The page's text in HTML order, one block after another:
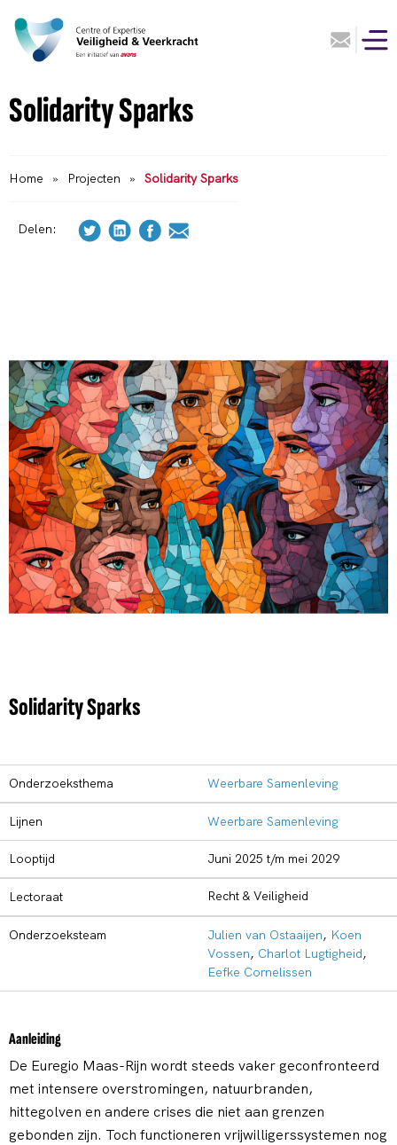
Solidarity Sparks
Home » Projecten » Solidarity Sparks
Delen:
Solidarity Sparks
Onderzoeksthema Weerbare Samenleving
Lijnen Weerbare Samenleving
Looptijd juni 2025 t/m mei 2029
Lectoraat Recht & Veiligheid
Onderzoeksteam Julien van Ostaaijen, Koen
Vossen, Charlot Lugtigheid,
Eefke Cornelissen
Aanleiding
De Euregio Maas-Rijn wordt steeds vaker geconfronteerd
met intensere overstromingen, natuurbranden,
hittegolven en andere crises die niet aan grenzen
gebonden zijn. Toch functioneren vrijwilligerssystemen nog